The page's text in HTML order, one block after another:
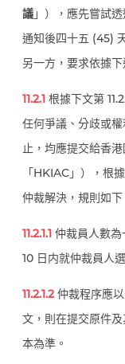
議」），應先嘗試
通知後四十五 (45)
另一方，要求依據
11.2.1 根據下文第
任何爭議、分歧或
止，均應提交給香
「HKIAC」），根
仲裁解決，規則如下
11.2.1.1 仲裁員人數
10 日内就仲裁員人
11.2.1.2 仲裁程序應
文，則在提交原件
本為準。